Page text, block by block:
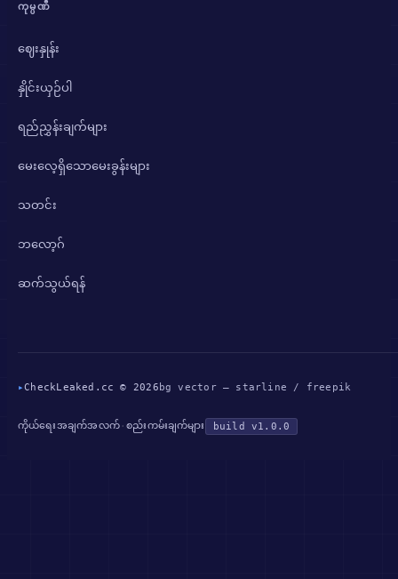
ကုမ္ပဏီ
ဈေးနှုန်း
နှိုင်းယှဉ်ပါ
ရည်ညွှန်းချက်များ
မေးလေ့ရှိသောမေးခွန်းများ
သတင်း
ဘလော့ဂ်
ဆက်သွယ်ရန်
▸CheckLeaked.cc © 2026 bg vector — starline / freepik
ကိုယ်ရေးအချက်အလက်·စည်းကမ်းချက်များ build v1.0.0